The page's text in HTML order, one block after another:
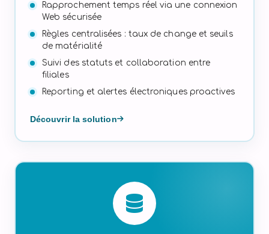
Rapprochement temps réel via une connexion
Web sécurisée
Règles centralisées : taux de change et seuils
de matérialité
Suivi des statuts et collaboration entre
filiales
Reporting et alertes électroniques proactives
Découvrir la solution